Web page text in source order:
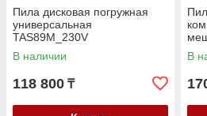
Пила дисковая погружная
универсальная
TAS89M_230V
В наличии
118 800 ₸
В